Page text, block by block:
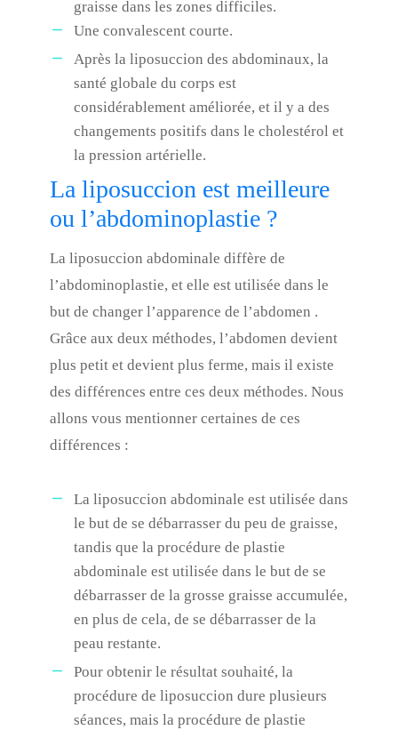
graisse dans les zones difficiles.
Une convalescent courte.
Après la liposuccion des abdominaux, la
santé globale du corps est
considérablement améliorée, et il y a des
changements positifs dans le cholestérol et
la pression artérielle.
La liposuccion est meilleure
ou l’abdominoplastie ?
La liposuccion abdominale diffère de
l’abdominoplastie, et elle est utilisée dans le
but de changer l’apparence de l’abdomen .
Grâce aux deux méthodes, l’abdomen devient
plus petit et devient plus ferme, mais il existe
des différences entre ces deux méthodes. Nous
allons vous mentionner certaines de ces
différences :
La liposuccion abdominale est utilisée dans
le but de se débarrasser du peu de graisse,
tandis que la procédure de plastie
abdominale est utilisée dans le but de se
débarrasser de la grosse graisse accumulée,
en plus de cela, de se débarrasser de la
peau restante.
Pour obtenir le résultat souhaité, la
procédure de liposuccion dure plusieurs
séances, mais la procédure de plastie